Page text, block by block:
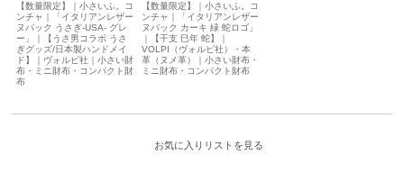
【数量限定】｜小さいふ。コ
ンチャ｜「イタリアンレザー
ヌバック うさぎ-USA- グレ
ー」｜【うさ男コラボ うさ
ぎグッズ/日本製ハンドメイ
ド】｜ヴォルピ社｜小さい財
布・ミニ財布・コンパクト財
布
【数量限定】｜小さいふ。コ
ンチャ｜「イタリアンレザー
ヌバック カーキ 緑 蛇ロゴ」
｜【干支 巳年 蛇】｜
VOLPI（ヴォルピ社）・本
革（ヌメ革）｜小さい財布・
ミニ財布・コンパクト財布
お気に入りリストを見る